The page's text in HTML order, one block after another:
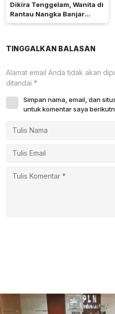
Dikira Tenggelam, Wanita di
Rantau Nangka Banjar
Ternyata Dibunuh
TINGGALKAN BALASAN
Alamat email Anda tidak akan
ditandai *
Simpan nama, email, dan
untuk komentar saya